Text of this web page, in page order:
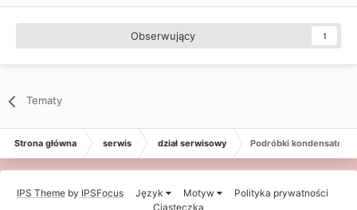
Obserwujący 1
Tematy
Strona główna serwis dział serwisowy Podróbki
IPS Theme by IPSFocus Język Motyw
Polityka prywatności
Ciasteczka